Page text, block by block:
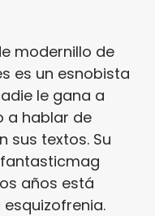
modernillo de
es un esnobista
le gana a
a hablar de
sus textos. Su
años está